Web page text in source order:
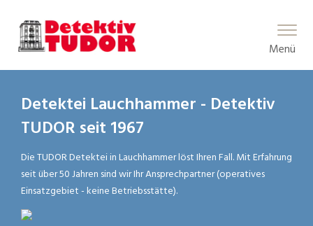
Main Menu
Menü
Detektei Lauchhammer - Detektiv
TUDOR seit 1967
Die TUDOR Detektei in Lauchhammer löst Ihren Fall. Mit Erfahrung
seit über 50 Jahren sind wir Ihr Ansprechpartner (operatives
Einsatzgebiet - keine Betriebsstätte).